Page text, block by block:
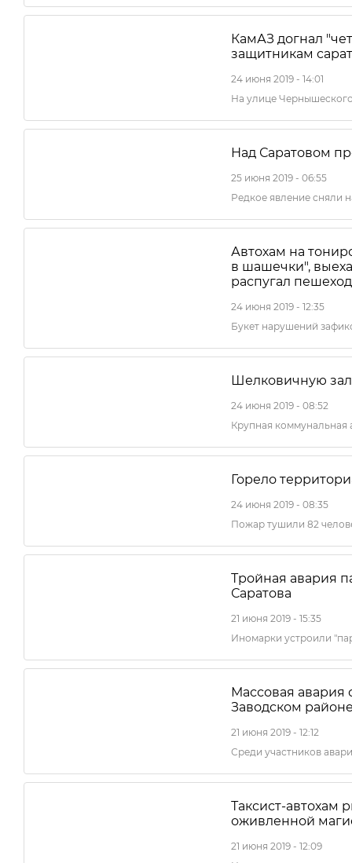
КамАЗ догнал
защитникам
24 июня 2019 - 14:01
На улице
Над Саратовом
25 июня 2019 - 06:55
Редкое явление сняли
Автохам на
в шашечки",
распугал
24 июня 2019 - 12:35
Букет нарушений
Шелковичную
24 июня 2019 - 08:52
Крупная коммунальная
Горело
24 июня 2019 - 08:35
Пожар тушили 82
Тройная авария
Саратова
21 июня 2019 - 15:35
Иномарки устроили
Массовая
Заводском
21 июня 2019 - 12:12
Среди участников
Таксист-автохам
оживленной
21 июня 2019 - 12:09